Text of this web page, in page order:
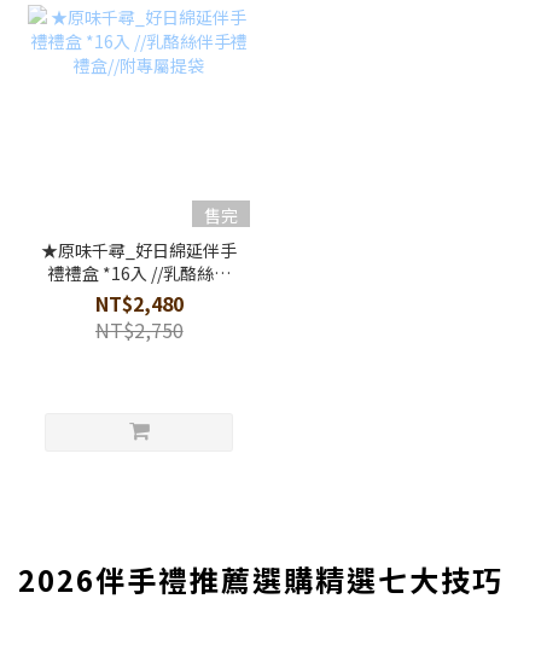
售完
★原味千尋_好日綿延伴手
禮禮盒 *16入 //乳酪絲伴
手禮禮盒//附專屬提袋
NT$2,480
NT$2,750
2026伴手禮推薦選購精選七大技巧